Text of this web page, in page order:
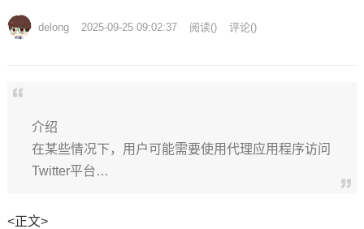
delong 2025-09-25 09:02:37 阅读() 评论()
介绍
在某些情况下，用户可能需要使用代理应用程序访问
Twitter平台…
<正文>